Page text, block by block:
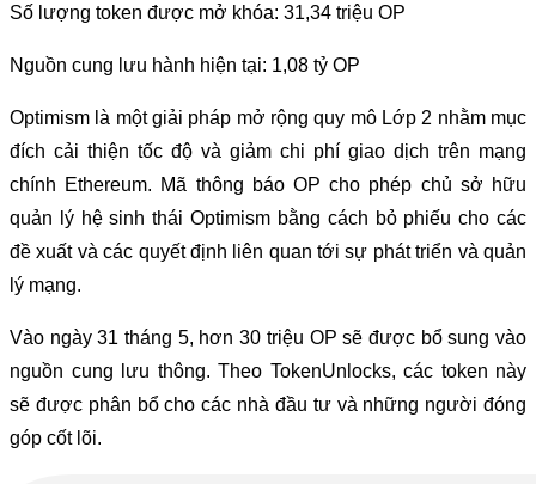
Số lượng token được mở khóa: 31,34 triệu OP
Nguồn cung lưu hành hiện tại: 1,08 tỷ OP
Optimism là một giải pháp mở rộng quy mô Lớp 2 nhằm mục
đích cải thiện tốc độ và giảm chi phí giao dịch trên mạng
chính Ethereum. Mã thông báo OP cho phép chủ sở hữu
quản lý hệ sinh thái Optimism bằng cách bỏ phiếu cho các
đề xuất và các quyết định liên quan tới sự phát triển và quản
lý mạng.
Vào ngày 31 tháng 5, hơn 30 triệu OP sẽ được bổ sung vào
nguồn cung lưu thông. Theo TokenUnlocks, các token này
sẽ được phân bổ cho các nhà đầu tư và những người đóng
góp cốt lõi.